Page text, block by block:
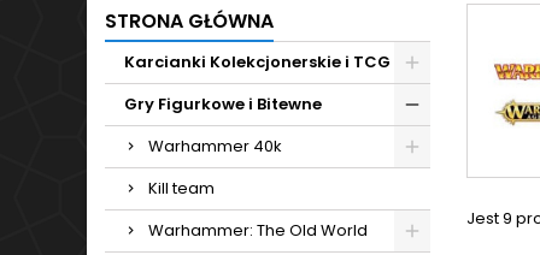
STRONA GŁÓWNA
Karcianki Kolekcjonerskie i TCG
Gry Figurkowe i Bitewne
Warhammer 40k
Kill team
Warhammer: The Old World
Jest 9